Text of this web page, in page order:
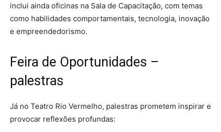
inclui ainda oficinas na Sala de Capacitação, com temas
como habilidades comportamentais, tecnologia, inovação
e empreendedorismo.
Feira de Oportunidades –
palestras
Já no Teatro Rio Vermelho, palestras prometem inspirar e
provocar reflexões profundas: